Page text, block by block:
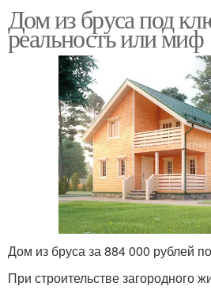
Дом из бруса под
реальность или миф
Дом из бруса за 884 000 рублей
При строительстве загородного